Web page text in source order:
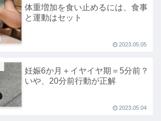
体重増加を食い止めるには、食事
と運動はセット
2023.05.05
妊娠6か月＋イヤイヤ期＝5分前？
いや、20分前行動が正解
2023.05.04